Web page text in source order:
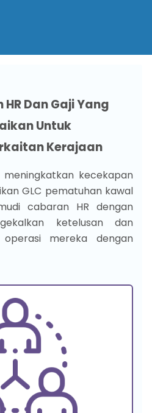
Dan Gaji Yang
Untuk
Kerajaan
kecekapan
GLC pematuhan kawal
cabaran HR dengan
ketelusan dan
mereka dengan